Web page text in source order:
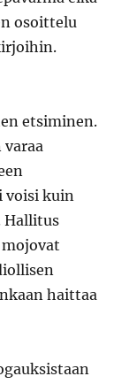
osoittelu
etsiminen.
varaa
voisi kuin
Hallitus
haittaa